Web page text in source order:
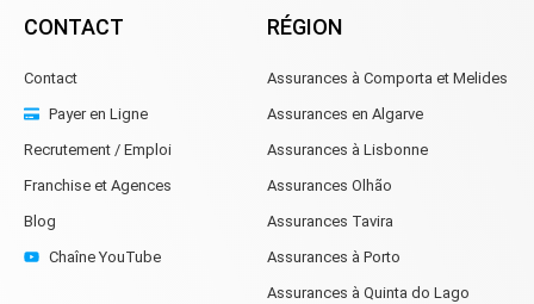
CONTACT
Contact
Payer en Ligne
Recrutement / Emploi
Franchise et Agences
Blog
Chaîne YouTube
RÉGION
Assurances à Comporta et Melides
Assurances en Algarve
Assurances à Lisbonne
Assurances Olhão
Assurances Tavira
Assurances à Porto
Assurances à Quinta do Lago